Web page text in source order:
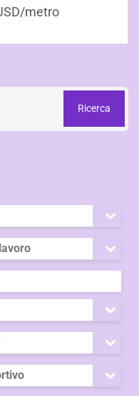
metro
Ricerca